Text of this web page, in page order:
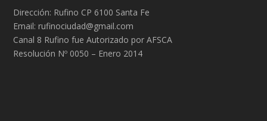
Dirección: Rufino CP 6100 Santa Fe
Email: rufinociudad@gmail.com
Canal 8 Rufino fue Autorizado por AFSCA
Resolución Nº 0050 – Enero 2014